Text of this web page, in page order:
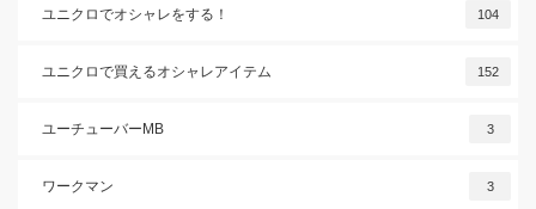
ユニクロでオシャレをする！ 104
ユニクロで買えるオシャレアイテム 152
ユーチューバーMB 3
ワークマン 3